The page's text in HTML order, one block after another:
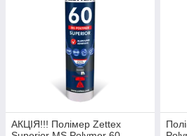
Заповніть всі
АКЦІЯ!!! Полімер Zettex